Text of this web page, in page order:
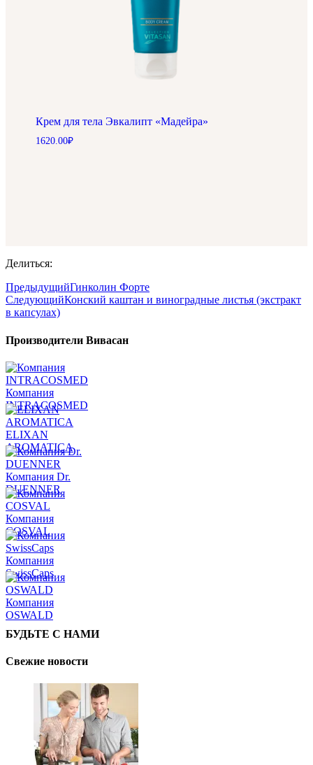
Крем для тела Эвкалипт «Мадейра»
1620.00₽
Делиться:
ПредыдущийГинколин Форте
СледующийКонский каштан и виноградные листья (экстракт
в капсулах)
Производители Вивасан
Компания
INTRACOSMED
ELIXAN
AROMATICA
Компания Dr.
DUENNER
Компания
COSVAL
Компания
SwissCaps
Компания
OSWALD
БУДЬТЕ С НАМИ
Свежие новости